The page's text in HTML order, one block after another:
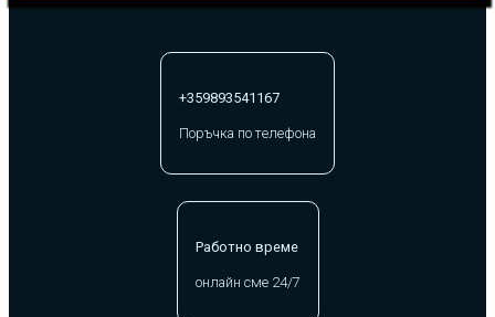
+359893541167
Поръчка по телефона
Работно време
онлайн сме 24/7